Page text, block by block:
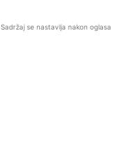
Sadržaj se nastavlja nakon oglasa